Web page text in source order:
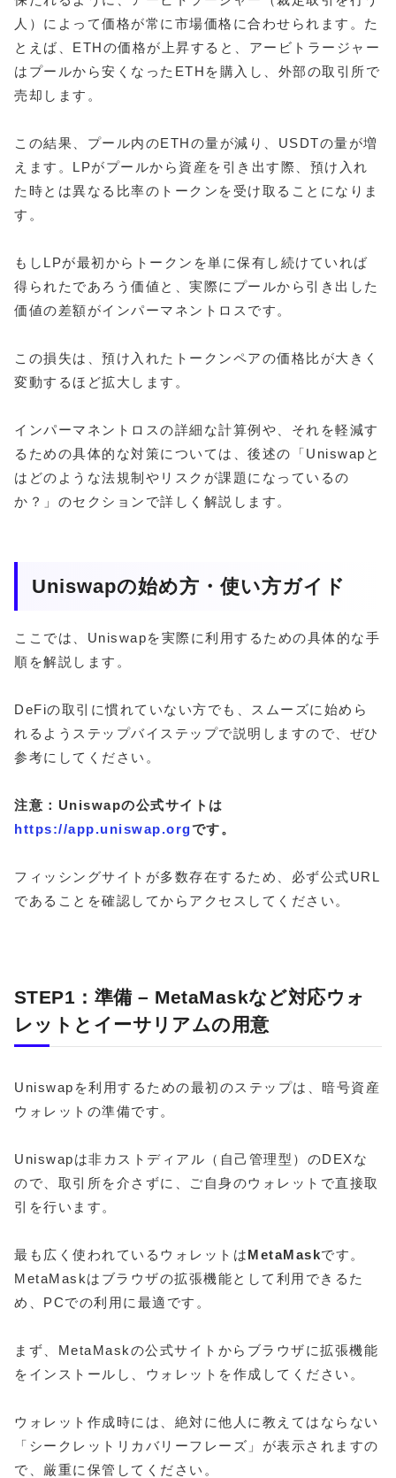
人）によって価格が常に市場価格に合わせられます。た
とえば、ETHの価格が上昇すると、アービトラージャー
はプールから安くなったETHを購入し、外部の取引所で
売却します。
この結果、プール内のETHの量が減り、USDTの量が増
えます。LPがプールから資産を引き出す際、預け入れ
た時とは異なる比率のトークンを受け取ることになりま
す。
もしLPが最初からトークンを単に保有し続けていれば
得られたであろう価値と、実際にプールから引き出した
価値の差額がインパーマネントロスです。
この損失は、預け入れたトークンペアの価格比が大きく
変動するほど拡大します。
インパーマネントロスの詳細な計算例や、それを軽減す
るための具体的な対策については、後述の「Uniswapと
はどのような法規制やリスクが課題になっているの
か？」のセクションで詳しく解説します。
Uniswapの始め方・使い方ガイド
ここでは、Uniswapを実際に利用するための具体的な手
順を解説します。
DeFiの取引に慣れていない方でも、スムーズに始めら
れるようステップバイステップで説明しますので、ぜひ
参考にしてください。
注意：Uniswapの公式サイトは
https://app.uniswap.orgです。
フィッシングサイトが多数存在するため、必ず公式URL
であることを確認してからアクセスしてください。
STEP1：準備 – MetaMaskなど対応ウォ
レットとイーサリアムの用意
Uniswapを利用するための最初のステップは、暗号資産
ウォレットの準備です。
Uniswapは非カストディアル（自己管理型）のDEXな
ので、取引所を介さずに、ご自身のウォレットで直接取
引を行います。
最も広く使われているウォレットはMetaMaskです。
MetaMaskはブラウザの拡張機能として利用できるた
め、PCでの利用に最適です。
まず、MetaMaskの公式サイトからブラウザに拡張機能
をインストールし、ウォレットを作成してください。
ウォレット作成時には、絶対に他人に教えてはならない
「シークレットリカバリーフレーズ」が表示されますの
で、厳重に保管してください。